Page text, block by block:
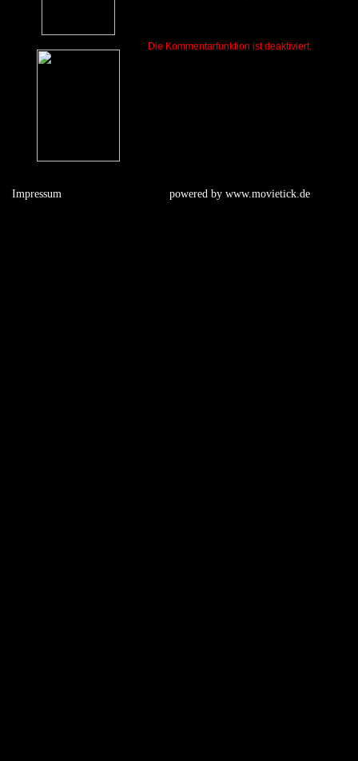
Die Kommentarfunktion ist deaktiviert.
Impressum powered by www.movietick.de